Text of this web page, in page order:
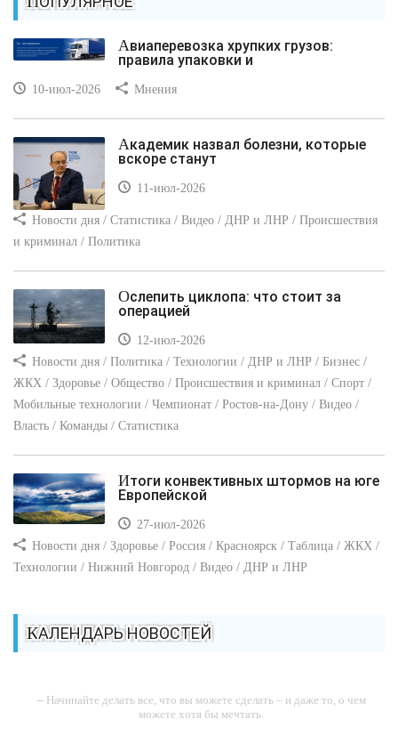
Авиаперевозка хрупких грузов:
правила упаковки и
10-июл-2026 Мнения
Академик назвал болезни, которые
вскоре станут
11-июл-2026
Новости дня / Статистика / Видео / ДНР и ЛНР / Происшествия
и криминал / Политика
Ослепить циклопа: что стоит за
операцией
12-июл-2026
Новости дня / Политика / Технологии / ДНР и ЛНР / Бизнес /
ЖКХ / Здоровье / Общество / Происшествия и криминал / Спорт /
Мобильные технологии / Чемпионат / Ростов-на-Дону / Видео /
Власть / Команды / Статистика
Итоги конвективных штормов на юге
Европейской
27-июл-2026
Новости дня / Здоровье / Россия / Красноярск / Таблица / ЖКХ /
Технологии / Нижний Новгород / Видео / ДНР и ЛНР
КАЛЕНДАРЬ НОВОСТЕЙ
-- Начинайте делать все, что вы можете сделать – и даже то, о чем
можете хотя бы мечтать.